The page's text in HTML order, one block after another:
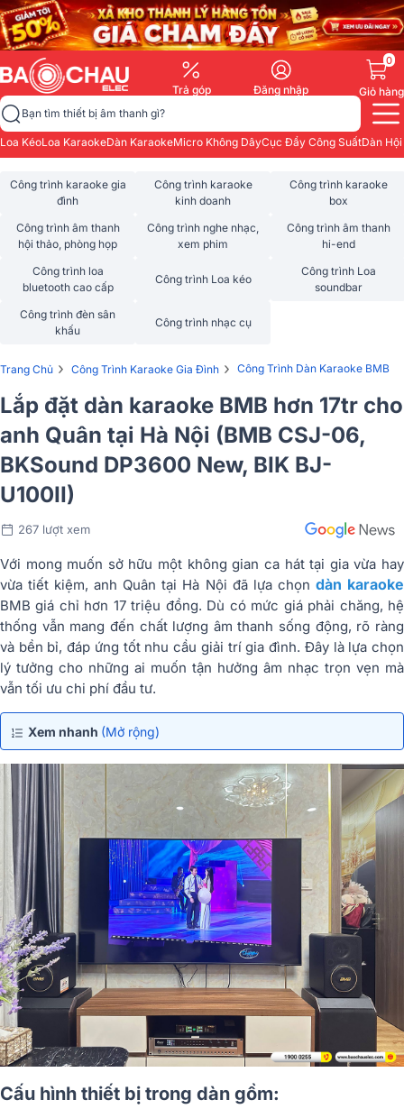
Trả góp Đăng nhập
0
Giỏ hàng
Bạn tìm thiết bị âm thanh gì?
Loa KéoLoa KaraokeDàn KaraokeMicro Không DâyCục Đẩy Công SuấtDàn
Công trình karaoke gia
đình
Công trình karaoke
kinh doanh
Công trình karaoke
box
Công trình âm thanh
hội thảo, phòng họp
Công trình nghe nhạc,
xem phim
Công trình âm thanh
hi-end
Công trình loa
bluetooth cao cấp
Công trình Loa kéo
Công trình Loa
soundbar
Công trình đèn sân
khấu
Công trình nhạc cụ
Trang Chủ › Công Trình Karaoke Gia Đình › Công Trình Dàn Karaoke BMB
Lắp đặt dàn karaoke BMB hơn 17tr cho
anh Quân tại Hà Nội (BMB CSJ-06,
BKSound DP3600 New, BIK BJ-
U100II)
267 lượt xem
Với mong muốn sở hữu một không gian ca hát tại gia vừa hay
vừa tiết kiệm, anh Quân tại Hà Nội đã lựa chọn dàn karaoke
BMB giá chỉ hơn 17 triệu đồng. Dù có mức giá phải chăng, hệ
thống vẫn mang đến chất lượng âm thanh sống động, rõ ràng
và bền bỉ, đáp ứng tốt nhu cầu giải trí gia đình. Đây là lựa chọn
lý tưởng cho những ai muốn tận hưởng âm nhạc trọn vẹn mà
vẫn tối ưu chi phí đầu tư.
Xem nhanh (Mở rộng)
Cấu hình thiết bị trong dàn gồm: